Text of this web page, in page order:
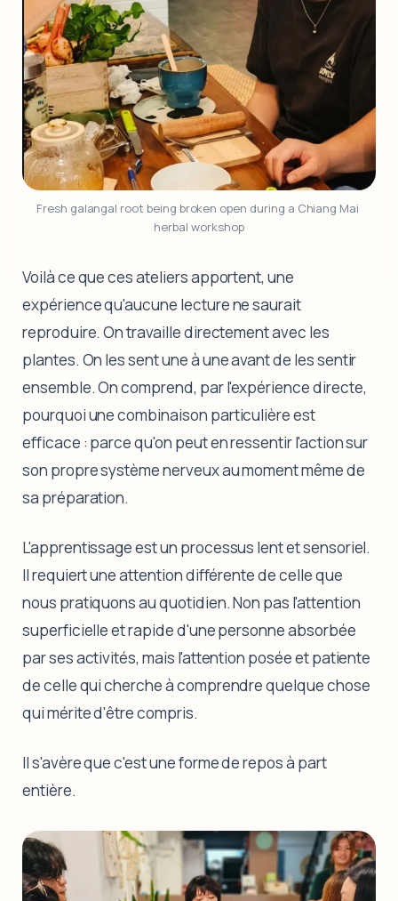
Fresh galangal root being broken open during a Chiang Mai
herbal workshop
Voilà ce que ces ateliers apportent, une
expérience qu'aucune lecture ne saurait
reproduire. On travaille directement avec les
plantes. On les sent une à une avant de les sentir
ensemble. On comprend, par l'expérience directe,
pourquoi une combinaison particulière est
efficace : parce qu'on peut en ressentir l'action sur
son propre système nerveux au moment même de
sa préparation.
L'apprentissage est un processus lent et sensoriel.
Il requiert une attention différente de celle que
nous pratiquons au quotidien. Non pas l'attention
superficielle et rapide d'une personne absorbée
par ses activités, mais l'attention posée et patiente
de celle qui cherche à comprendre quelque chose
qui mérite d'être compris.
Il s'avère que c'est une forme de repos à part
entière.